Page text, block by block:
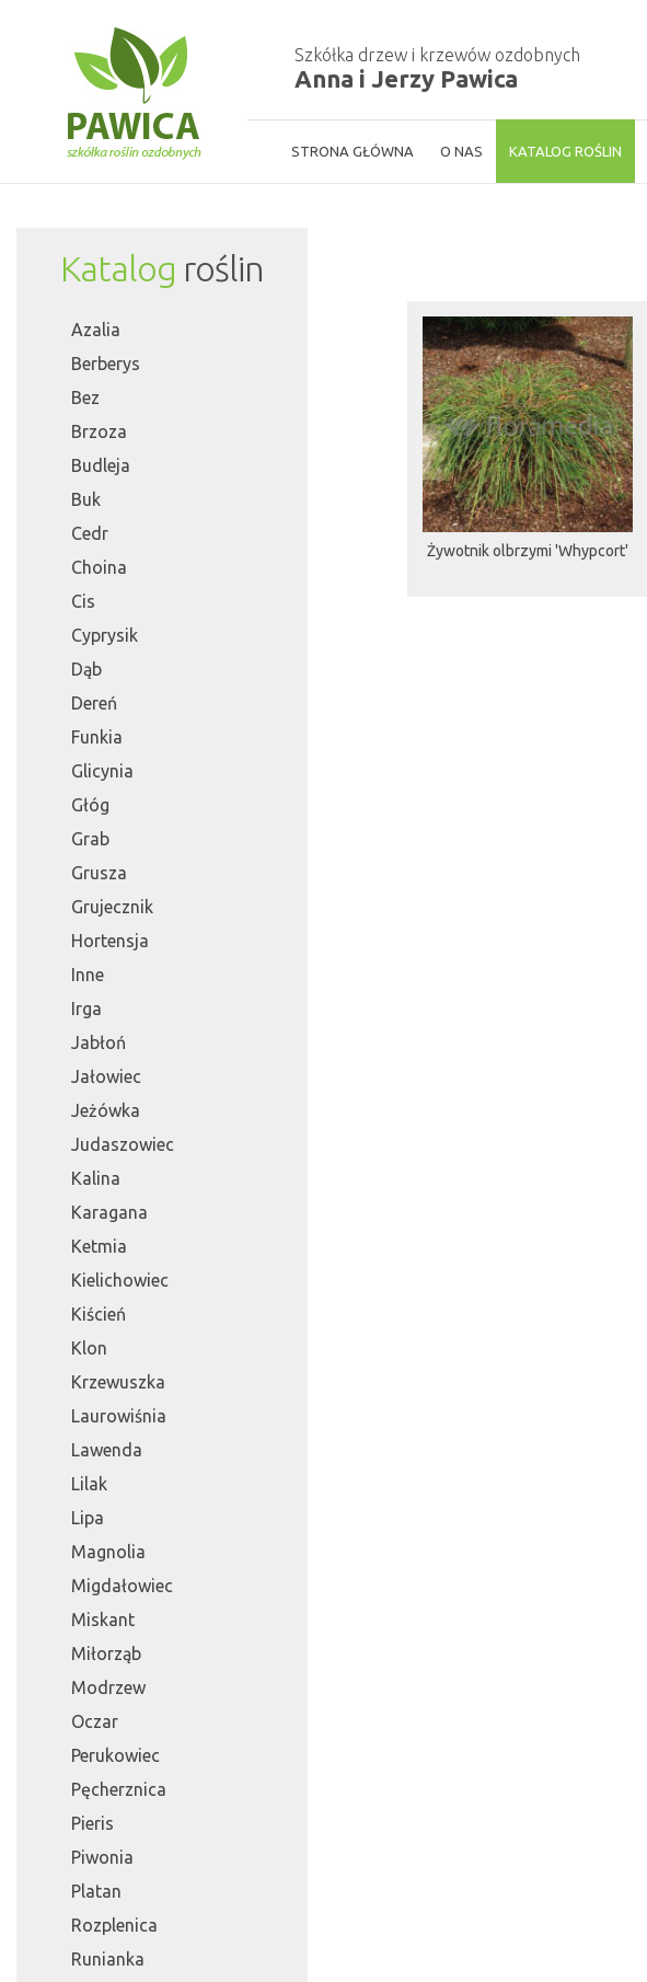
Szkółka drzew i krzewów ozdobnych
Anna i Jerzy Pawica
STRONA GŁÓWNA O NAS KATALOG ROŚLIN
Żywotnik olbrzymi 'Whypcort'
Katalog roślin
Azalia
Berberys
Bez
Brzoza
Budleja
Buk
Cedr
Choina
Cis
Cyprysik
Dąb
Dereń
Funkia
Glicynia
Głóg
Grab
Grusza
Grujecznik
Hortensja
Inne
Irga
Jabłoń
Jałowiec
Jeżówka
Judaszowiec
Kalina
Karagana
Ketmia
Kielichowiec
Kiścień
Klon
Krzewuszka
Laurowiśnia
Lawenda
Lilak
Lipa
Magnolia
Migdałowiec
Miskant
Miłorząb
Modrzew
Oczar
Perukowiec
Pęcherznica
Pieris
Piwonia
Platan
Rozplenica
Runianka